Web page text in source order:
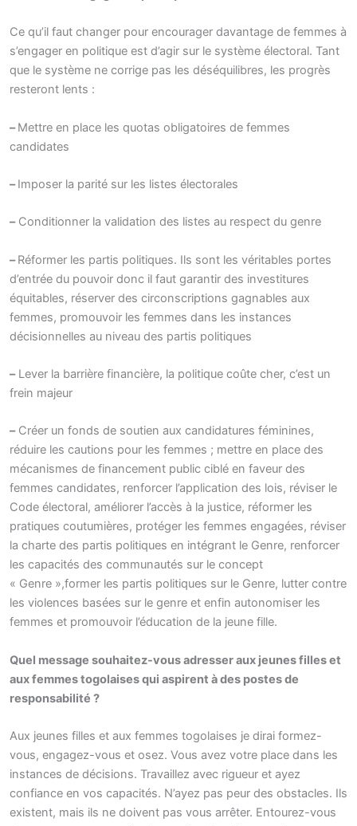
Ce qu’il faut changer pour encourager davantage de femmes à
s’engager en politique est d’agir sur le système électoral. Tant
que le système ne corrige pas les déséquilibres, les progrès
resteront lents :
–Mettre en place les quotas obligatoires de femmes
candidates
–Imposer la parité sur les listes électorales
–Conditionner la validation des listes au respect du genre
–Réformer les partis politiques. Ils sont les véritables portes
d’entrée du pouvoir donc il faut garantir des investitures
équitables, réserver des circonscriptions gagnables aux
femmes, promouvoir les femmes dans les instances
décisionnelles au niveau des partis politiques
–Lever la barrière financière, la politique coûte cher, c’est un
frein majeur
–Créer un fonds de soutien aux candidatures féminines,
réduire les cautions pour les femmes ; mettre en place des
mécanismes de financement public ciblé en faveur des
femmes candidates, renforcer l’application des lois, réviser le
Code électoral, améliorer l’accès à la justice, réformer les
pratiques coutumières, protéger les femmes engagées, réviser
la charte des partis politiques en intégrant le Genre, renforcer
les capacités des communautés sur le concept
« Genre »,former les partis politiques sur le Genre, lutter contre
les violences basées sur le genre et enfin autonomiser les
femmes et promouvoir l’éducation de la jeune fille.
Quel message souhaitez-vous adresser aux jeunes filles et
aux femmes togolaises qui aspirent à des postes de
responsabilité ?
Aux jeunes filles et aux femmes togolaises je dirai formez-
vous, engagez-vous et osez. Vous avez votre place dans les
instances de décisions. Travaillez avec rigueur et ayez
confiance en vos capacités. N’ayez pas peur des obstacles. Ils
existent, mais ils ne doivent pas vous arrêter. Entourez-vous